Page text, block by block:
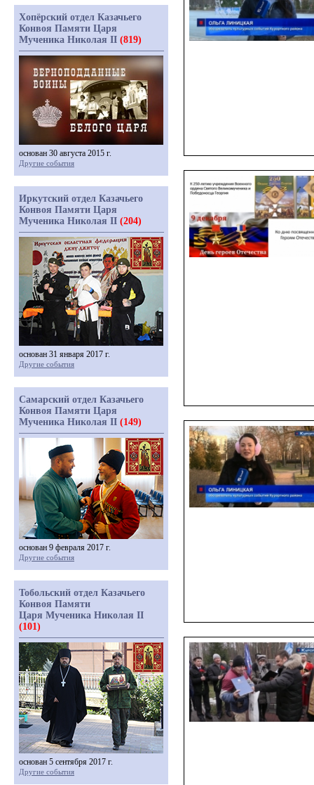
Хопёрский отдел Казачьего
Конвоя Памяти Царя
Мученика Николая II (819)
основан 30 августа 2015 г.
Другие события
Иркутский отдел Казачьего
Конвоя Памяти Царя
Мученика Николая II (204)
основан 31 января 2017 г.
Другие события
Самарский отдел Казачьего
Конвоя Памяти Царя
Мученика Николая II (149)
основан 9 февраля 2017 г.
Другие события
Тобольский отдел Казачьего
Конвоя Памяти
Царя Мученика Николая II
(101)
основан 5 сентября 2017 г.
Другие события